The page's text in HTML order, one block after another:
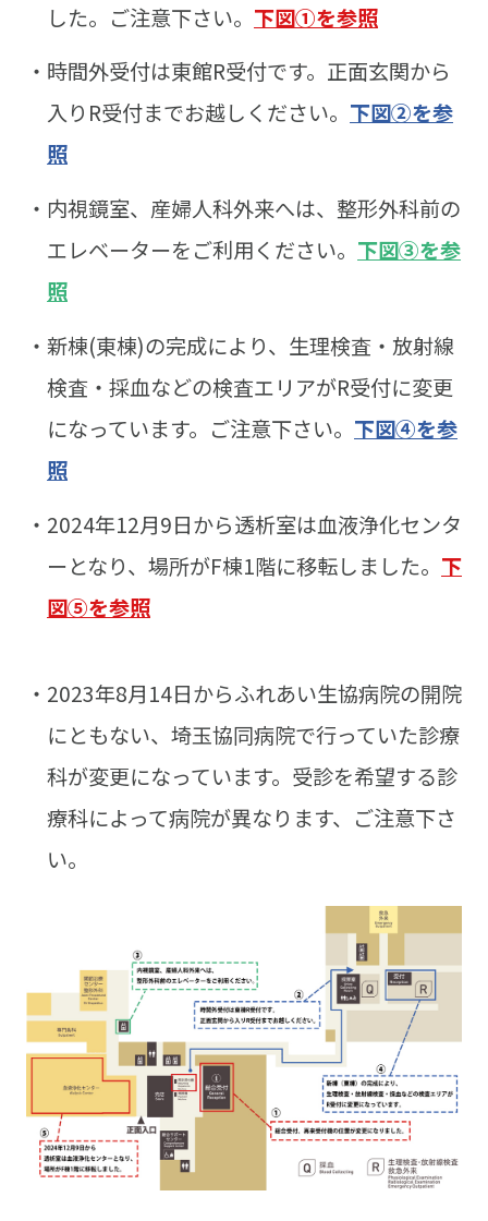
した。ご注意下さい。 下図①を参照
・時間外受付は東館R受付です。正面玄関から
入りR受付までお越しください。 下図②を参
照
・内視鏡室、産婦人科外来へは、整形外科前の
エレベーターをご利用ください。 下図③を参
照
・新棟(東棟)の完成により、生理検査・放射線
検査・採血などの検査エリアがR受付に変更
になっています。ご注意下さい。 下図④を参
照
・2024年12月9日から透析室は血液浄化センタ
ーとなり、場所がF棟1階に移転しました。 下
図⑤を参照
・2023年8月14日からふれあい生協病院の開院
にともない、埼玉協同病院で行っていた診療
科が変更になっています。受診を希望する診
療科によって病院が異なります、ご注意下さ
い。